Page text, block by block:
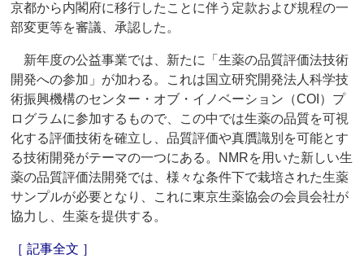
京都から内閣府に移行したことに伴う定款および規程の一
部変更等を審議、承認した。
新年度の公益事業では、新たに「生薬の品質評価法技術
開発への参加」が加わる。これは国立研究開発法人科学技
術振興機構のセンター・オブ・イノベーション（COI）プ
ログラムに参加するもので、この中では生薬の品質を可視
化する評価技術を確立し、品質評価や真贋識別を可能とす
る技術開発がテーマの一つにある。NMRを用いた新しい生
薬の品質評価法開発では、様々な条件下で栽培された生薬
サンプルが必要となり、これに東京生薬協会の会員会社が
協力し、生薬を提供する。
［ 記事全文 ］